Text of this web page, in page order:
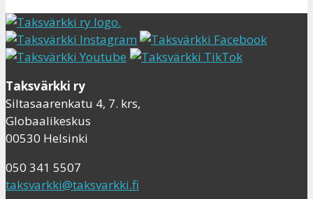
Taksvärkki ry
Siltasaarenkatu 4, 7. krs,
Globaalikeskus
00530 Helsinki
050 341 5507
taksvarkki@taksvarkki.fi